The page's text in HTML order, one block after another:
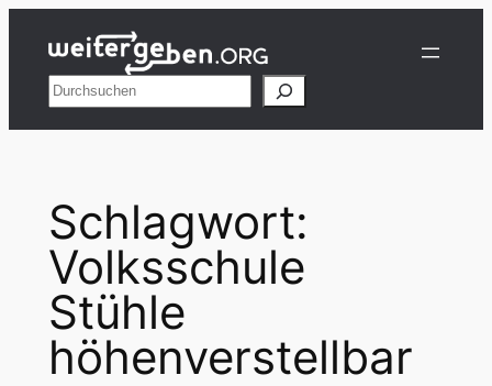
Inhalt
springenSuchen
Schlagwort:
Volksschule
Stühle
höhenverstellbar